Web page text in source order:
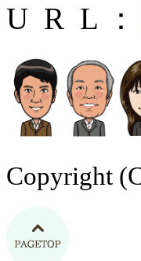
U R L ：
Copyright